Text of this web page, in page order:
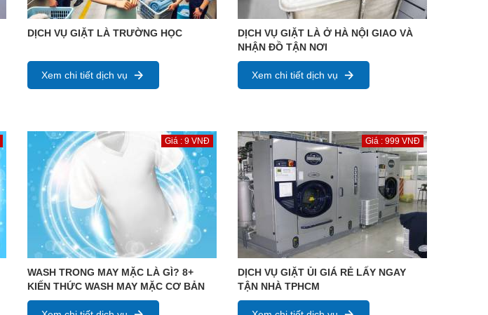
DỊCH VỤ GIẶT LÀ TRƯỜNG HỌC
Xem chi tiết dịch vụ
DỊCH VỤ GIẶT LÀ Ở HÀ NỘI GIAO VÀ
NHẬN ĐỒ TẬN NƠI
Xem chi tiết dịch vụ
Giá : 9 VNĐ
WASH TRONG MAY MẶC LÀ GÌ? 8+
KIẾN THỨC WASH MAY MẶC CƠ BẢN
Giá : 999 VNĐ
DỊCH VỤ GIẶT ỦI GIÁ RẺ LẤY NGAY
TẬN NHÀ TPHCM